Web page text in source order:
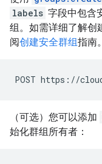
labels 字段中包含
组。如需详细了解创
阅创建安全群组指南。
（可选）您可以添加
始化群组所有者：